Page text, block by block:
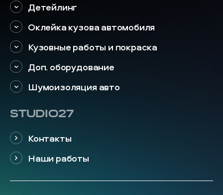
Детейлинг
Оклейка кузова автомобиля
Кузовные работы и покраска
Доп. оборудование
Шумоизоляция авто
STUDIO27
Контакты
Наши работы